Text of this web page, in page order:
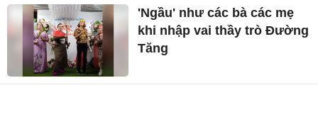
'Ngầu' như các bà các mẹ
khi nhập vai thầy trò Đường
Tăng